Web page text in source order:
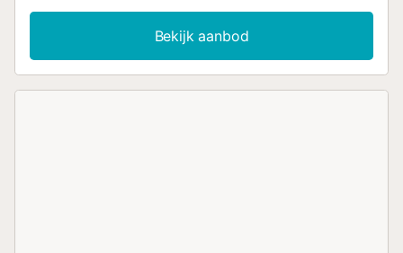
voorzieningen zijn onder andere snel Wi-Fi (geschikt voor
videogesprekken), een tv, airconditioning, een ventilator
en een wasmachine. De accommodatie ligt op 2,1 km van
het strand Postiguet en op 2,9 km van het treinstation van
Bekijk aanbod